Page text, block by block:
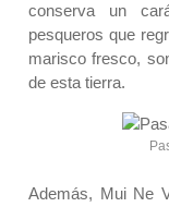
conserva un
pesqueros que
marisco fresco,
de esta tierra.
Además, Mui Ne